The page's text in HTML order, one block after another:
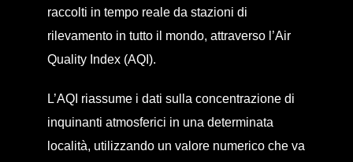
raccolti in tempo reale da stazioni di
rilevamento in tutto il mondo, attraverso l’Air
Quality Index (AQI).
L’AQI riassume i dati sulla concentrazione di
inquinanti atmosferici in una determinata
località, utilizzando un valore numerico che va